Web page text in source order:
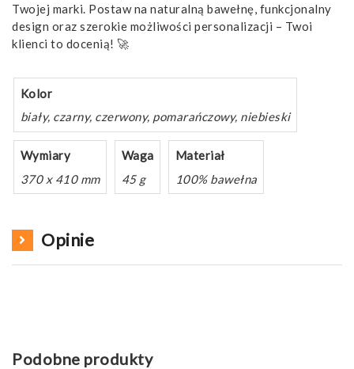
Twojej marki. Postaw na naturalną bawełnę, funkcjonalny
design oraz szerokie możliwości personalizacji – Twoi
klienci to docenią! 🚀
Kolor
biały, czarny, czerwony, pomarańczowy, niebieski
Wymiary
370 x 410 mm
Waga
45 g
Materiał
100% bawełna
Opinie
Podobne produkty